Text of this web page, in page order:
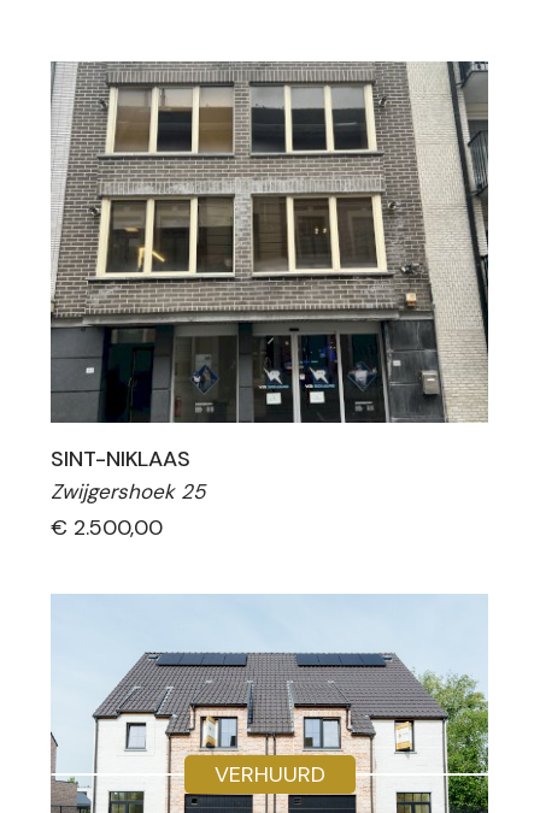
SINT-NIKLAAS
Zwijgershoek 25
€ 2.500,00
VERHUURD